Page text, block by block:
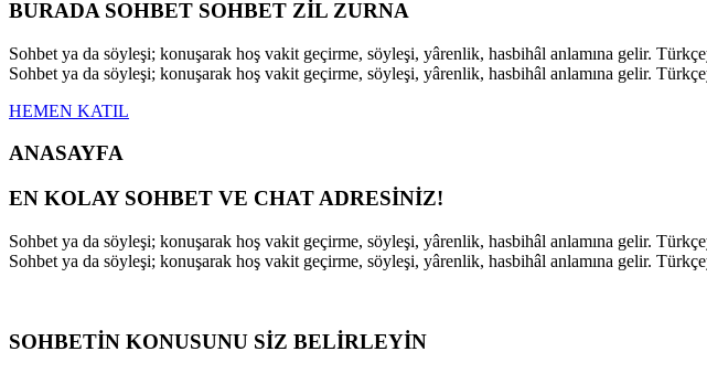
BURADA SOHBET SOHBET ZİL ZURNA
Sohbet ya da söyleşi; konuşarak hoş vakit geçirme, söyleşi, yârenlik, hasbihâl anlamına gelir.
Sohbet ya da söyleşi; konuşarak hoş vakit geçirme, söyleşi, yârenlik, hasbihâl anlamına gelir.
HEMEN KATIL
ANASAYFA
EN KOLAY SOHBET VE CHAT ADRESİNİZ!
Sohbet ya da söyleşi; konuşarak hoş vakit geçirme, söyleşi, yârenlik, hasbihâl anlamına gelir.
Sohbet ya da söyleşi; konuşarak hoş vakit geçirme, söyleşi, yârenlik, hasbihâl anlamına gelir.
SOHBETİN KONUSUNU SİZ BELİRLEYİN